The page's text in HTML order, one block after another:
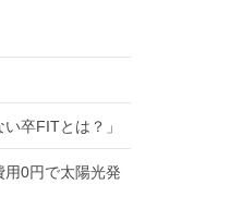
卒FITとは？」
用0円で太陽光発